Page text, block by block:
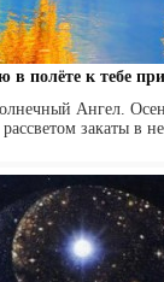
в полёте к тебе
Ангел.
закаты в